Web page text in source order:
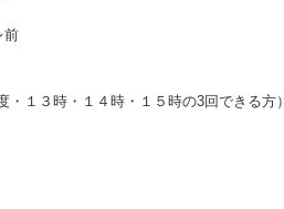
前
・１３時・１４時・１５時の3回できる方）